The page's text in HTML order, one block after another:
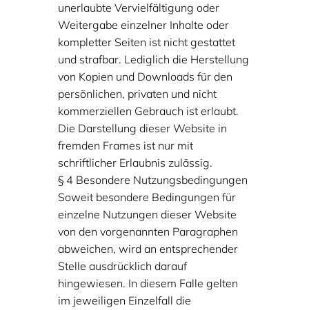
unerlaubte Vervielfältigung oder
Weitergabe einzelner Inhalte oder
kompletter Seiten ist nicht gestattet
und strafbar. Lediglich die Herstellung
von Kopien und Downloads für den
persönlichen, privaten und nicht
kommerziellen Gebrauch ist erlaubt.
Die Darstellung dieser Website in
fremden Frames ist nur mit
schriftlicher Erlaubnis zulässig.
§ 4 Besondere Nutzungsbedingungen
Soweit besondere Bedingungen für
einzelne Nutzungen dieser Website
von den vorgenannten Paragraphen
abweichen, wird an entsprechender
Stelle ausdrücklich darauf
hingewiesen. In diesem Falle gelten
im jeweiligen Einzelfall die